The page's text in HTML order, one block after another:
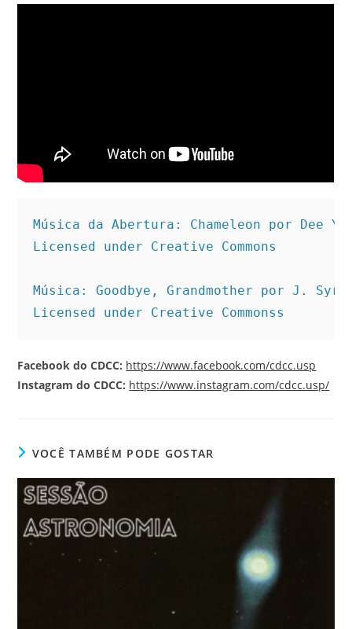
Música da Abertura: Chameleon por Dee
Licensed under Creative Commons
Música: Goodbye, Grandmother por J.
Licensed under Creative Commonss
Facebook do CDCC: https://www.facebook.com/cdcc.usp
Instagram do CDCC: https://www.instagram.com/cdcc.usp/
VOCÊ TAMBÉM PODE GOSTAR